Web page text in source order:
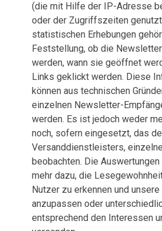
(die mit Hilfe der IP-Adresse
oder der Zugriffszeiten
statistischen Erhebungen
Feststellung, ob die
werden, wann sie geöffnet
Links geklickt werden. Diese
können aus technischen
einzelnen Newsletter-
werden. Es ist jedoch weder
noch, sofern eingesetzt, das
Versanddienstleisters,
beobachten. Die
mehr dazu, die
Nutzer zu erkennen und
anzupassen oder
entsprechend den Interessen